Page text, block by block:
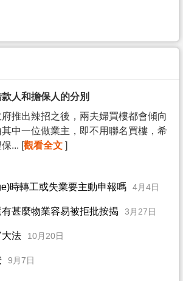
人和擔保人的分別
府推出辣招之後，兩夫婦買樓都會傾向
其中一位做業主，即不用聯名買樓，希
... [觀看全文 ]
時轉工或失業要主動申報嗎 4月4日
甚麼物業容易被拒批按揭 3月27日
大法 10月20日
9月7日